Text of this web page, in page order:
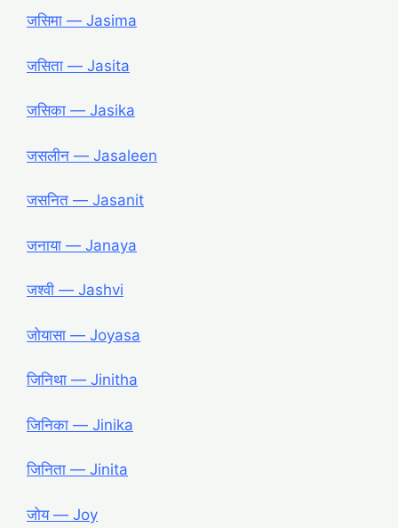
जसिमा ― Jasima
जसिता ― Jasita
जसिका ― Jasika
जसलीन ― Jasaleen
जसनित ― Jasanit
जनाया ― Janaya
जश्वी ― Jashvi
जोयासा ― Joyasa
जिनिथा ― Jinitha
जिनिका ― Jinika
जिनिता ― Jinita
जोय ― Joy